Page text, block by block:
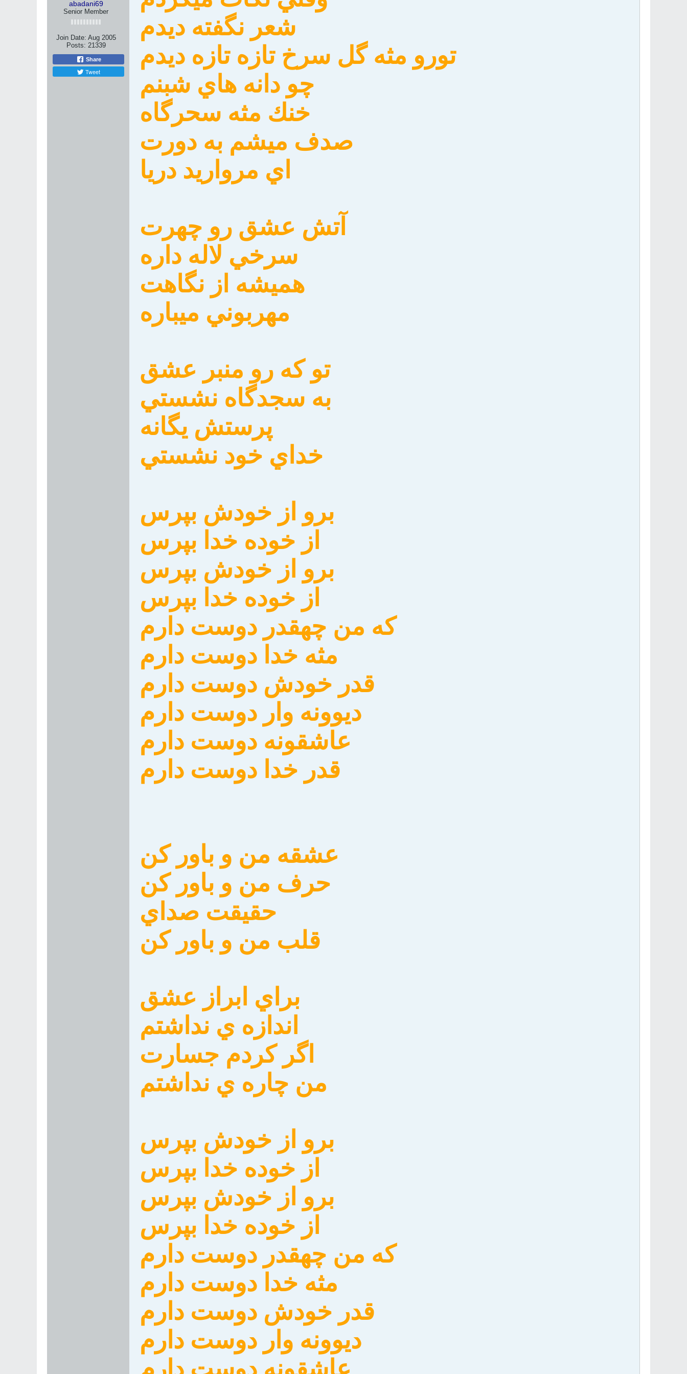
abadani69
Senior Member
Join Date: Aug 2005
Posts: 21339
Share
Tweet
شعر نگفته ديدم
تورو مثه گل سرخ تازه تازه ديدم
چو دانه هاي شبنم
خنك مثه سحرگاه
صدف ميشم به دورت
اي مرواريد دريا
آتش عشق رو چهرت
سرخي لاله داره
هميشه از نگاهت
مهربوني ميباره
تو كه رو منبر عشق
به سجدگاه نشستي
پرستش يگانه
خداي خود نشستي
برو از خودش بپرس
از خوده خدا بپرس
برو از خودش بپرس
از خوده خدا بپرس
كه من چهقدر دوست دارم
مثه خدا دوست دارم
قدر خودش دوست دارم
ديوونه وار دوست دارم
عاشقونه دوست دارم
قدر خدا دوست دارم
عشقه من و باور كن
حرف من و باور كن
حقيقت صداي
قلب من و باور كن
براي ابراز عشق
اندازه ي نداشتم
اگر كردم جسارت
من چاره ي نداشتم
برو از خودش بپرس
از خوده خدا بپرس
برو از خودش بپرس
از خوده خدا بپرس
كه من چهقدر دوست دارم
مثه خدا دوست دارم
قدر خودش دوست دارم
ديوونه وار دوست دارم